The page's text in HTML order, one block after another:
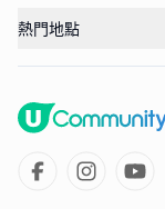
熱門地點